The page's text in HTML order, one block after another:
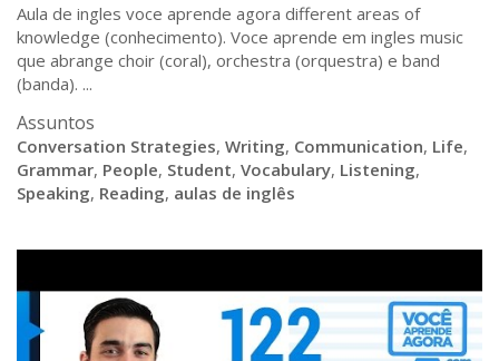
Aula de ingles voce aprende agora different areas of
knowledge (conhecimento). Voce aprende em ingles music
que abrange choir (coral), orchestra (orquestra) e band
(banda). ...
Assuntos
Conversation Strategies, Writing, Communication, Life,
Grammar, People, Student, Vocabulary, Listening,
Speaking, Reading, aulas de inglês